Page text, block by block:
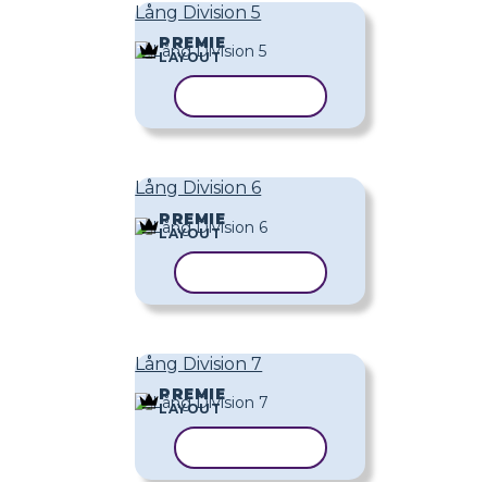
Lång Division 5
PREMIE
LAYOUT
Lång Division 6
PREMIE
LAYOUT
Lång Division 7
PREMIE
LAYOUT